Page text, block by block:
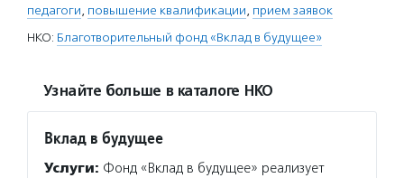
педагоги, повышение квалификации, прием заявок
НКО: Благотворительный фонд «Вклад в будущее»
Узнайте больше в каталоге НКО
Вклад в будущее
Услуги: Фонд «Вклад в будущее» реализует